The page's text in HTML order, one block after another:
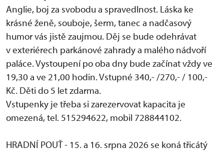
Anglie, boj za svobodu a spravedlnost. Láska ke
krásné ženě, souboje, šerm, tanec a nadčasový
humor vás jistě zaujmou. Děj se bude odehrávat
v exteriérech parkánové zahrady a malého nádvoří
paláce. Vystoupení po oba dny bude začínat vždy ve
19,30 a ve 21,00 hodin. Vstupné 340,- /270,- / 100,-
Kč. Děti do 5 let zdarma.
Vstupenky je třeba si zarezervovat kapacita je
omezená, tel. 515294622, mobil 728844102.
HRADNÍ POUŤ - 15. a 16. srpna 2026 se koná třicátý